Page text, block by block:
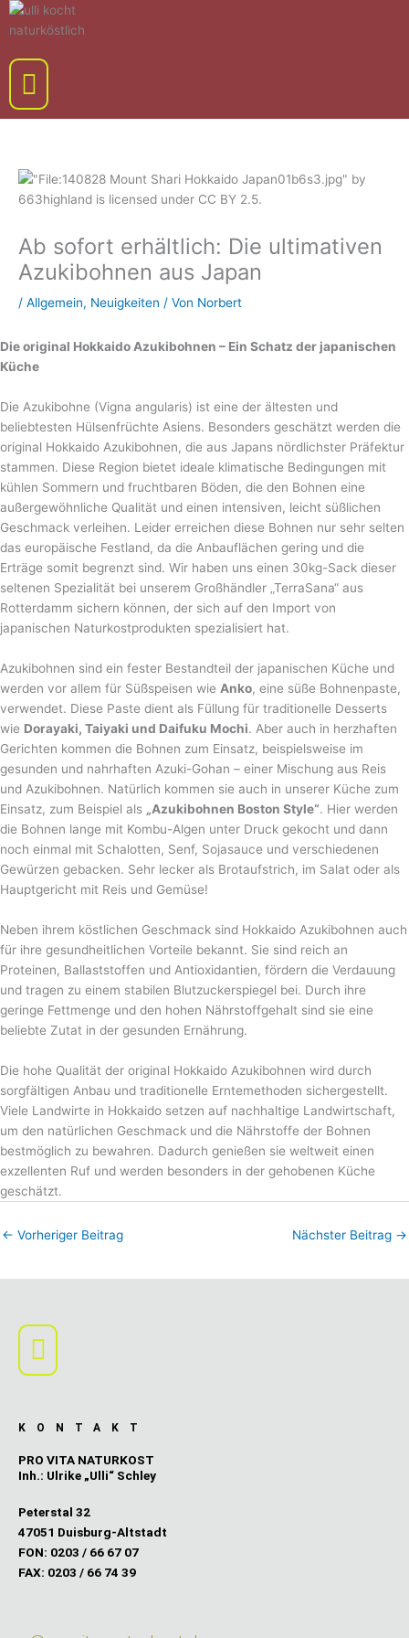
Menü
Ab sofort erhältlich: Die ultimativen
Azukibohnen aus Japan
/ Allgemein, Neuigkeiten / Von Norbert
Die original Hokkaido Azukibohnen – Ein Schatz der japanischen
Küche
Die Azukibohne (Vigna angularis) ist eine der ältesten und
beliebtesten Hülsenfrüchte Asiens. Besonders geschätzt werden die
original Hokkaido Azukibohnen, die aus Japans nördlichster Präfektur
stammen. Diese Region bietet ideale klimatische Bedingungen mit
kühlen Sommern und fruchtbaren Böden, die den Bohnen eine
außergewöhnliche Qualität und einen intensiven, leicht süßlichen
Geschmack verleihen. Leider erreichen diese Bohnen nur sehr selten
das europäische Festland, da die Anbauflächen gering und die
Erträge somit begrenzt sind. Wir haben uns einen 30kg-Sack dieser
seltenen Spezialität bei unserem Großhändler „TerraSana“ aus
Rotterdamm sichern können, der sich auf den Import von
japanischen Naturkostprodukten spezialisiert hat.
Azukibohnen sind ein fester Bestandteil der japanischen Küche und
werden vor allem für Süßspeisen wie Anko, eine süße Bohnenpaste,
verwendet. Diese Paste dient als Füllung für traditionelle Desserts
wie Dorayaki, Taiyaki und Daifuku Mochi. Aber auch in herzhaften
Gerichten kommen die Bohnen zum Einsatz, beispielsweise im
gesunden und nahrhaften Azuki-Gohan – einer Mischung aus Reis
und Azukibohnen. Natürlich kommen sie auch in unserer Küche zum
Einsatz, zum Beispiel als „Azukibohnen Boston Style“. Hier werden
die Bohnen lange mit Kombu-Algen unter Druck gekocht und dann
noch einmal mit Schalotten, Senf, Sojasauce und verschiedenen
Gewürzen gebacken. Sehr lecker als Brotaufstrich, im Salat oder als
Hauptgericht mit Reis und Gemüse!
Neben ihrem köstlichen Geschmack sind Hokkaido Azukibohnen auch
für ihre gesundheitlichen Vorteile bekannt. Sie sind reich an
Proteinen, Ballaststoffen und Antioxidantien, fördern die Verdauung
und tragen zu einem stabilen Blutzuckerspiegel bei. Durch ihre
geringe Fettmenge und den hohen Nährstoffgehalt sind sie eine
beliebte Zutat in der gesunden Ernährung.
Die hohe Qualität der original Hokkaido Azukibohnen wird durch
sorgfältigen Anbau und traditionelle Erntemethoden sichergestellt.
Viele Landwirte in Hokkaido setzen auf nachhaltige Landwirtschaft,
um den natürlichen Geschmack und die Nährstoffe der Bohnen
bestmöglich zu bewahren. Dadurch genießen sie weltweit einen
exzellenten Ruf und werden besonders in der gehobenen Küche
geschätzt.
← Vorheriger Beitrag Nächster Beitrag →
Main
Menu
KONTAKT
PRO VITA NATURKOST
Inh.: Ulrike „Ulli“ Schley
Peterstal 32
47051 Duisburg-Altstadt
FON: 0203 / 66 67 07
FAX: 0203 / 66 74 39